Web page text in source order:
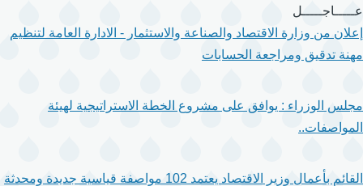
تجاوز
إلى
المحتوى
عـــــاجـــــل
إعلان من وزارة الاقتصاد والصناعة والاستثمار - الادارة العامة لتنظيم
مهنة تدقيق ومراجعة الحسابات
مجلس الوزراء : يوافق على مشروع الخطة الاستراتيجية لهيئة
المواصفات..
القائم بأعمال وزير الاقتصاد يعتمد 102 مواصفة قياسية جديدة ومحدثة